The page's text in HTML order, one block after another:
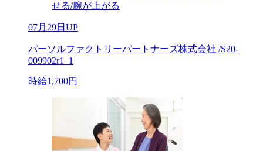
せる/腕が上がる
07月29日UP
パーソルファクトリーパートナーズ株式会社 /S20-
009902r1_1
時給1,700円